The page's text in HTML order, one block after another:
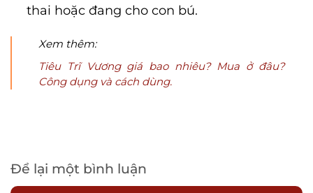
thai hoặc đang cho con bú.
Xem thêm:
Tiêu Trĩ Vương giá bao nhiêu? Mua ở đâu?
Công dụng và cách dùng.
Để lại một bình luận